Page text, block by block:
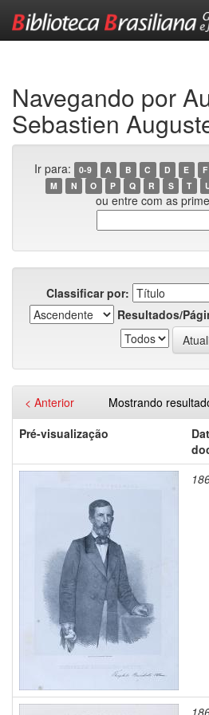
Navegando por
Sebastien
Ir para: 0-9 A B C D E F
M
N O P Q R S T
ou entre com as
Classificar por:
Resultados/
Mostrando
< Anterior
Pré-visualização